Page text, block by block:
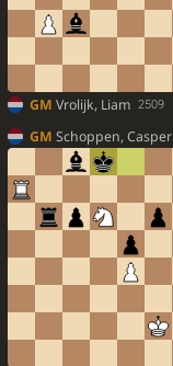
GM Vrolijk, Liam 2509
GM Schoppen, Casper